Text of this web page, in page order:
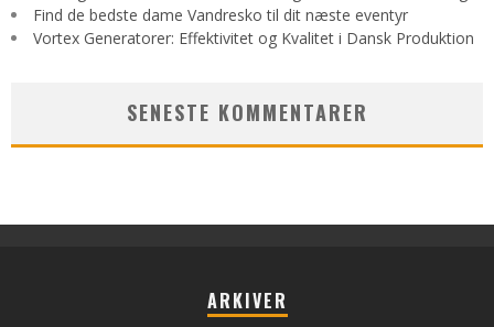
Find de bedste dame Vandresko til dit næste eventyr
Vortex Generatorer: Effektivitet og Kvalitet i Dansk Produktion
SENESTE KOMMENTARER
ARKIVER